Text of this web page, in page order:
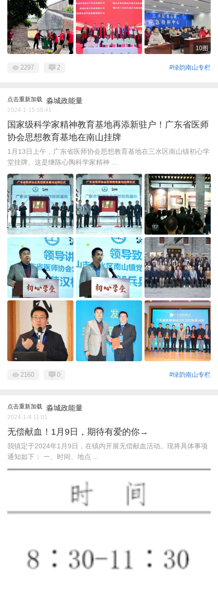
10图
#绿韵南山专栏
2297 2
点击重新加载 淼城政能量
2024-1-15 09:41
国家级科学家精神教育基地再添新驻户！广东省医师
协会思想教育基地在南山挂牌
1月13日上午，广东省医师协会思想教育基地在三水区南山镇初心学
堂挂牌。这是继陈心陶科学家精神 ...
#绿韵南山专栏
2160 0
点击重新加载 淼城政能量
2024-1-8 11:01
无偿献血！1月9日，期待有爱的你→
我镇定于2024年1月9日，在镇内开展无偿献血活动。现将具体事项
通知如下： 一、时间、地点 ...